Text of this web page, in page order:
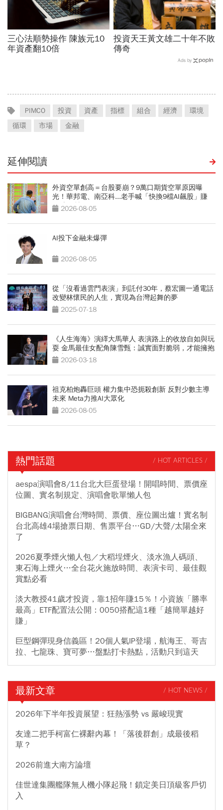
三心法順勢操作 陳族元10
年資產翻10倍
投資天王黃文雄二十年不敗
傳奇
Ads by
PIMCO 投資 資產 指標 組合 經濟
環境
循環
市場 金融
延伸閱讀
外資空單創高＝台股要崩？9萬口期貨空單原因曝
光！華邦電、南亞科...老手喊「快換9檔AI飆股」賺
Q3大行情
2026-08-05
AI投下金融未爆彈
2026-08-05
從「沒看過雲門表演」到託付30年，蔡宏圖一通電話
改變林懷民的人生，實現為台灣起舞的夢
2025-07-18
《人生海海》演繹大馬華人 表演路上的收放自如與玩
耍 金馬最佳女配角陳雪甄：誠實面對脆弱，才能擁抱
自由2026-03-18
祖克柏炮轟巨頭 權力集中恐扼殺創新 反對少數主導
未來 Meta力推AI大眾化
2026-08-05
熱門話題 / HOT ARTICLES /
aespa演唱會8/11台北大巨蛋登場！開唱時間、票價座
位圖、實名制規定、演唱會歌單懶人包
BIGBANG演唱會台灣時間、票價、座位圖出爐！實名制
台北高雄4場搶票日期、售票平台…GD/大聲/太陽全來
了
2026夏季煙火懶人包／大稻埕煙火、淡水漁人碼頭、
東石海上煙火…全台花火施放時間、表演卡司、最佳觀
賞點必看
淡大教授41歲才投資，靠1招年賺15％！小資族「勝率
最高」ETF配置法公開：0050搭配這1種「越簡單越好
賺」
巨型鋼彈現身信義區！20個人氣IP登場，航海王、哥吉
拉、七龍珠、寶可夢…盤點打卡熱點，活動只到這天
最新文章 / HOT NEWS /
2026年下半年投資展望：狂熱漲勢 vs 嚴峻現實
友達二把手柯富仁裸辭內幕！「落後群創」成最後稻
草？
2026前進大南方論壇
佳世達集團艦隊無人機小隊起飛！鎖定美日頂級客戶切
入